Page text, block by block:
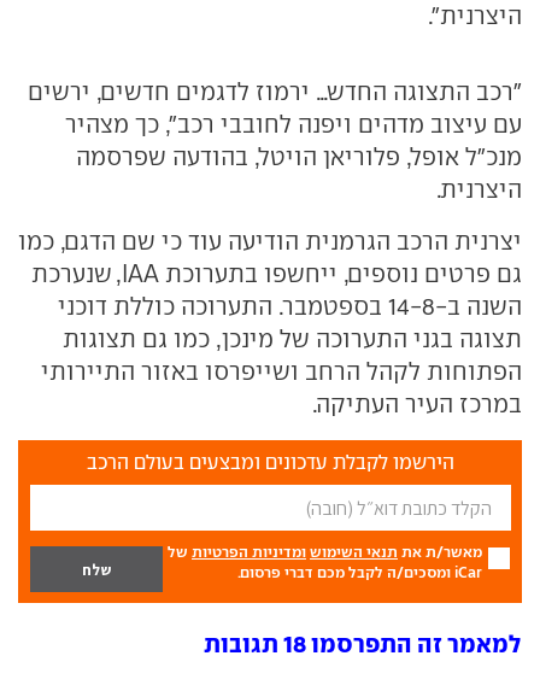
היצרנית".
"רכב התצוגה החדש... ירמוז לדגמים חדשים, ירשים
עם עיצוב מדהים ויפנה לחובבי רכב", כך מצהיר
מנכ"ל אופל, פלוריאן הויטל, בהודעה שפרסמה
היצרנית.
יצרנית הרכב הגרמנית הודיעה עוד כי שם הדגם, כמו
גם פרטים נוספים, ייחשפו בתערוכת IAA, שנערכת
השנה ב-14-8 בספטמבר. התערוכה כוללת דוכני
תצוגה בגני התערוכה של מינכן, כמו גם תצוגות
הפתוחות לקהל הרחב ושייפרסו באזור התיירותי
במרכז העיר העתיקה.
הירשמו לקבלת עדכונים ומבצעים בעולם הרכב
מאשר/ת את תנאי השימוש ומדיניות הפרטיות של
iCar ומסכים/ה לקבל מכם דברי פרסום.
למאמר זה התפרסמו 18 תגובות